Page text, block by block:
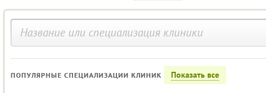
ПОПУЛЯРНЫЕ СПЕЦИАЛИЗАЦИИ КЛИНИК Показать все